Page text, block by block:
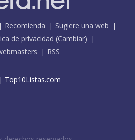
Recomienda
Sugiere una web
de privacidad (Cambiar)
RSS
| Top10Listas.com